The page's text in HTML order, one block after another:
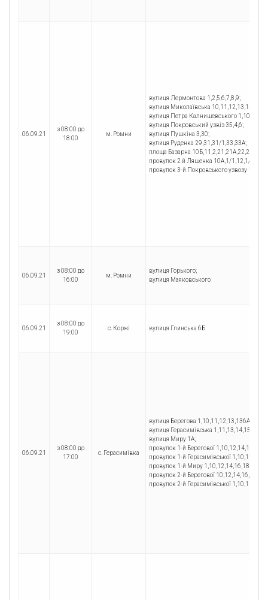
06.09.21
з 08:00 до
18:00
м. Ромни
вулиця Лермонтова 1,2,5,6,7,8,9;
вулиця Миколаївська
вулиця Петра Калнишевського
вулиця Покровський узвіз 35,4,6;
вулиця Пушкіна 3,30;
вулиця Руденка 29,31,31/1,33,33А;
площа Базарна
провулок 2 й Ляшенка 10А,1/1,12,1/
провулок 3-й Покровського узвозу
06.09.21
з 08:00 до
16:00
м. Ромни
вулиця Горького;
вулиця Маяковського
06.09.21
з 08:00 до
19:00
с. Коржі вулиця Глинська 6Б
06.09.21
з 08:00 до
17:00
с. Герасимівка
вулиця Берегова
вулиця Герасимівська
вулиця Миру 1А;
провулок 1-й Берегової
провулок 1-й Герасимівської
провулок 1-й Миру
провулок 2-й Берегової
провулок 2-й Герасимівської